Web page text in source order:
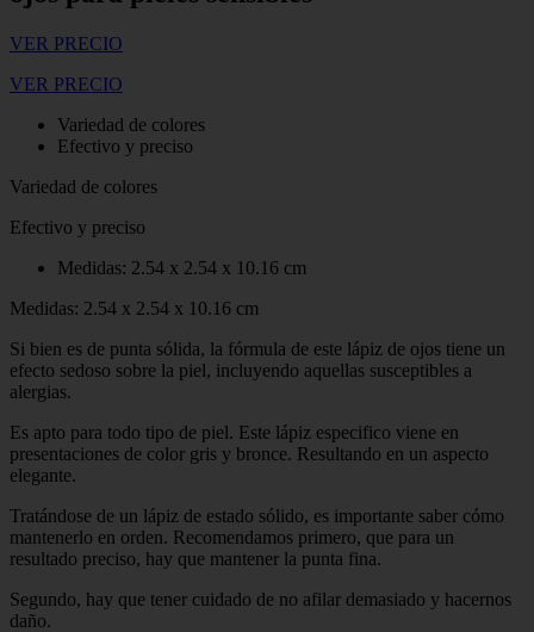
VER PRECIO
VER PRECIO
Variedad de colores
Efectivo y preciso
Variedad de colores
Efectivo y preciso
Medidas: 2.54 x 2.54 x 10.16 cm
Medidas: 2.54 x 2.54 x 10.16 cm
Si bien es de punta sólida, la fórmula de este lápiz de ojos tiene un
efecto sedoso sobre la piel, incluyendo aquellas susceptibles a
alergias.
Es apto para todo tipo de piel. Este lápiz especifico viene en
presentaciones de color gris y bronce. Resultando en un aspecto
elegante.
Tratándose de un lápiz de estado sólido, es importante saber cómo
mantenerlo en orden. Recomendamos primero, que para un
resultado preciso, hay que mantener la punta fina.
Segundo, hay que tener cuidado de no afilar demasiado y hacernos
daño.